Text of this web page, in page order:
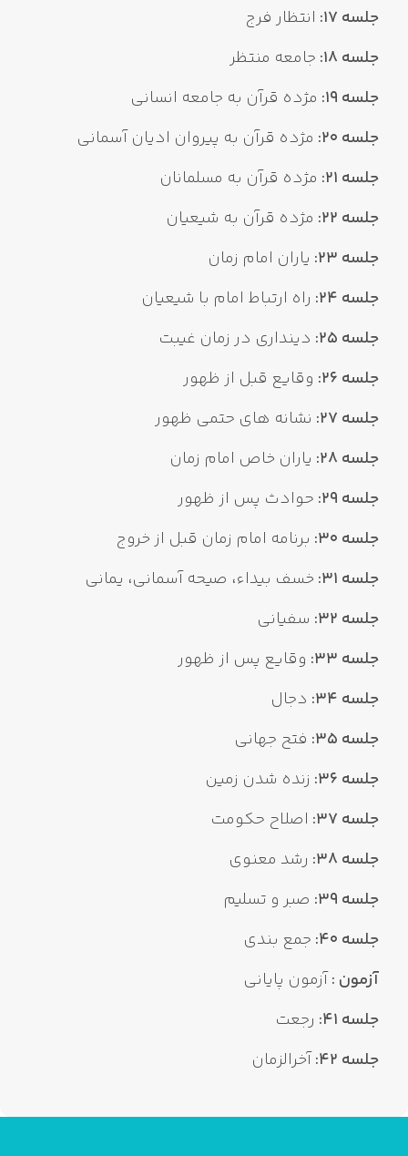
جلسه 17:
انتظار فرج
جلسه 18:
جامعه منتظر
جلسه 19:
مژده قرآن به جامعه انسانی
جلسه 20:
مژده قرآن به پیروان ادیان آسمانی
جلسه 21:
مژده قرآن به مسلمانان
جلسه 22:
مژده قرآن به شیعیان
جلسه 23:
یاران امام زمان
جلسه 24:
راه ارتباط امام با شیعیان
جلسه 25:
دینداری در زمان غیبت
جلسه 26:
وقایع قبل از ظهور
جلسه 27:
نشانه های حتمی ظهور
جلسه 28:
یاران خاص امام زمان
جلسه 29:
حوادث پس از ظهور
جلسه 30:
برنامه امام زمان قبل از خروج
جلسه 31:
خسف بیداء، صیحه آسمانی، یمانی
جلسه 32:
سفیانی
جلسه 33:
وقایع پس از ظهور
جلسه 34:
دجال
جلسه 35:
فتح جهانی
جلسه 36:
زنده شدن زمین
جلسه 37:
اصلاح حکومت
جلسه 38:
رشد معنوی
جلسه 39:
صبر و تسلیم
جلسه 40:
جمع بندی
آزمون :آزمون پایانی
جلسه 41:
رجعت
جلسه 42:
آخرالزمان